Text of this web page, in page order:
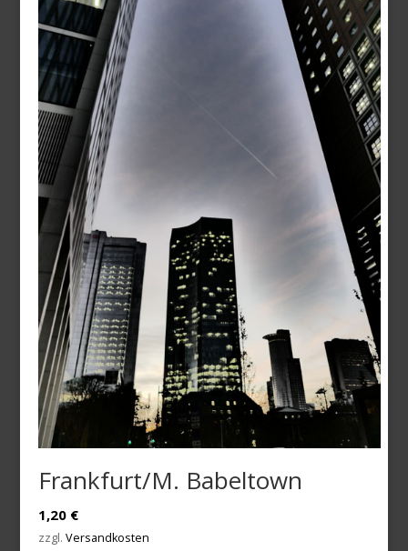
Frankfurt/M. Babeltown
1,20 €
zzgl.Versandkosten